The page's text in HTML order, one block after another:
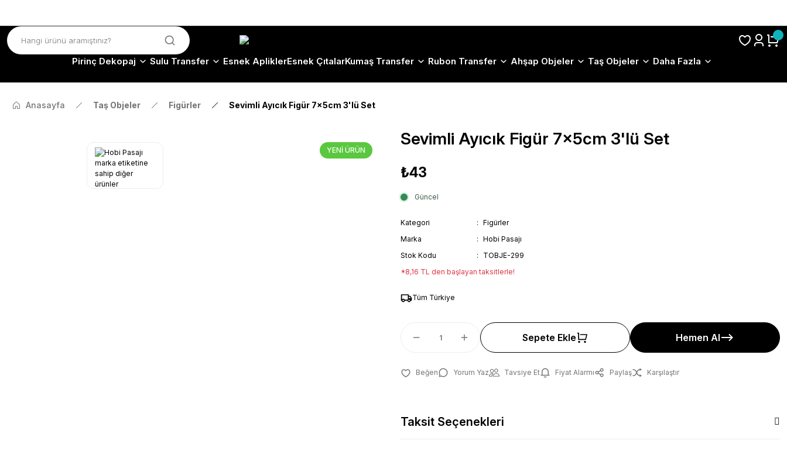
Pirinç Dekopaj Sulu Transfer Esnek ApliklerEsnek ÇıtalarKumaş Transfer Rubon Transfer Ahşap Objeler Taş Objeler Daha Fazla
Anasayfa Taş Objeler Figürler Sevimli Ayıcık Figür 7x5cm 3'lü Set
YENİ ÜRÜN
Sevimli Ayıcık Figür 7x5cm 3'lü Set
₺43
Güncel
Kategori
Figürler
Marka
Hobi Pasajı
Stok Kodu
TOBJE-299
*8,16 TL den başlayan taksitlerle!
Tüm Türkiye
Sepete Ekle Hemen Al
Yorum Yaz Tavsiye Et Fiyat Alarmı Paylaş Karşılaştır
Taksit Seçenekleri